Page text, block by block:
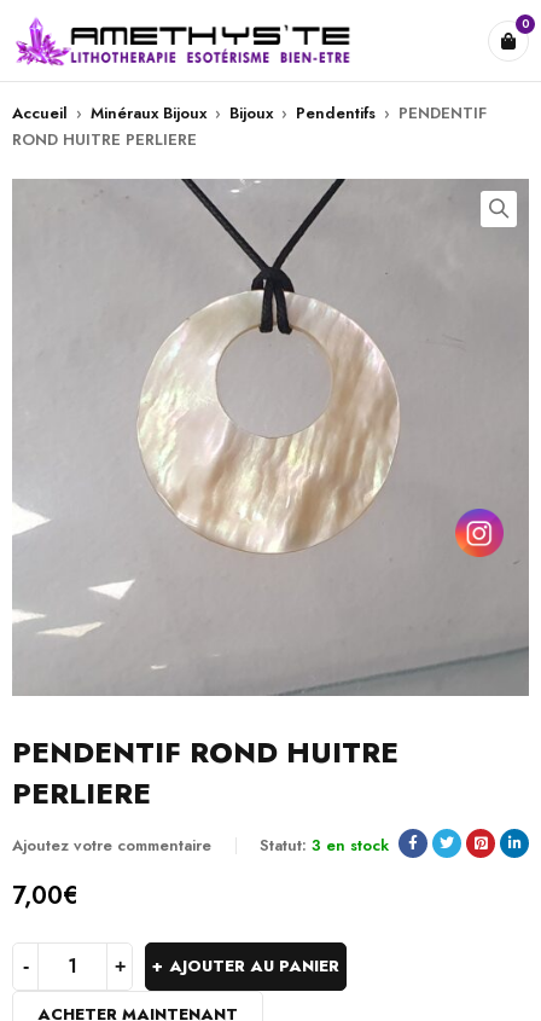
0
Accueil › Minéraux Bijoux › Bijoux › Pendentifs › PENDENTIF
ROND HUITRE PERLIERE
PENDENTIF ROND HUITRE
PERLIERE
Ajoutez votre commentaire Statut: 3 en stock
7,00€
AJOUTER AU PANIER
ACHETER MAINTENANT